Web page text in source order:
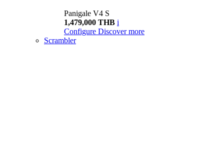
Panigale V4 S
1,479,000 THB i
Configure Discover more
Scrambler